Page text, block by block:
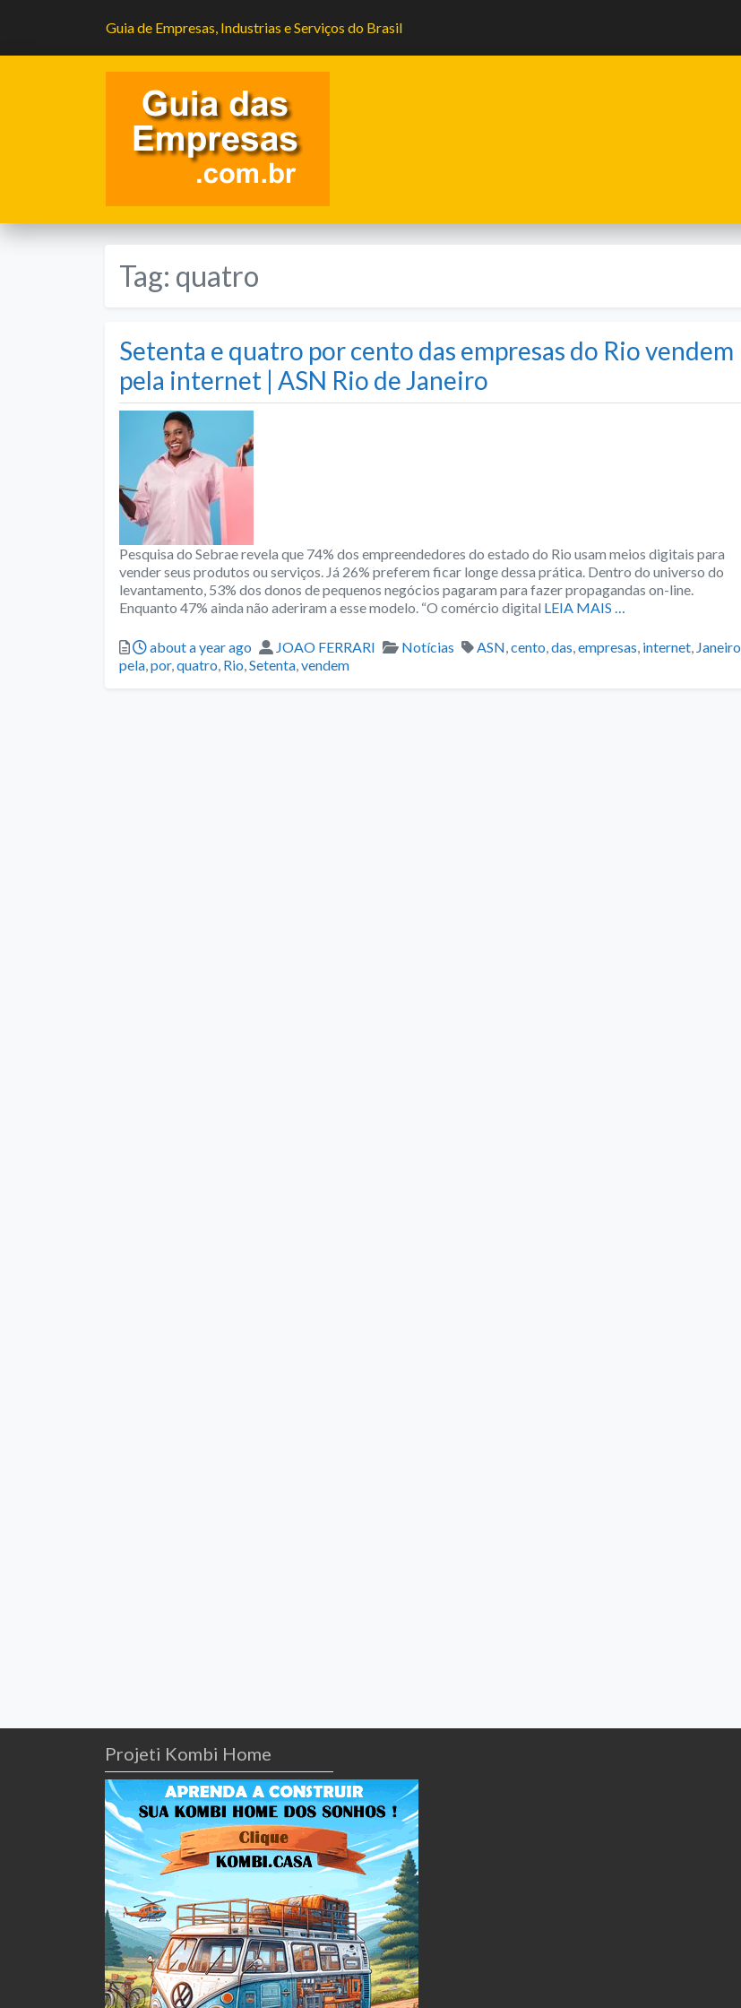
Guia de Empresas, Industrias e Serviços do Brasil
Tag: quatro
Setenta e quatro por cento das empresas do Rio vendem
pela internet | ASN Rio de Janeiro
Pesquisa do Sebrae revela que 74% dos empreendedores do estado do Rio usam meios digitais para
vender seus produtos ou serviços. Já 26% preferem ficar longe dessa prática. Dentro do universo do
levantamento, 53% dos donos de pequenos negócios pagaram para fazer propagandas on-line.
Enquanto 47% ainda não aderiram a esse modelo. “O comércio digital LEIA MAIS …
Posted
about a year ago Author
JOAO FERRARI Categories
Notícias Tags
ASN,cento,das,empresas, internet, Janeiro
pela,por,quatro, Rio,Setenta,vendem
Projeti Kombi Home